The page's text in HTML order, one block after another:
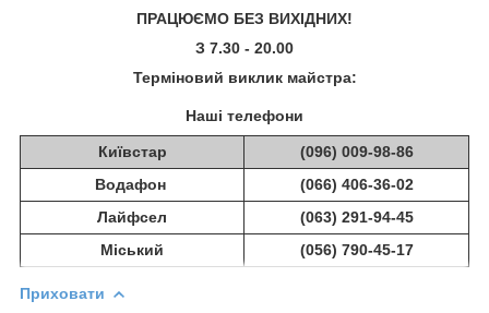
ПРАЦЮЄМО БЕЗ ВИХІДНИХ!
З 7.30 - 20.00
Терміновий виклик майстра:
Наші телефони
Київстар
(096) 009-98-86
Водафон
(066) 406-36-02
Лайфсел
(063) 291-94-45
Міський
(056) 790-45-17
Приховати